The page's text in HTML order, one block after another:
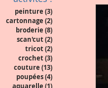
peinture (3)
cartonnage (2)
broderie (8)
scan'cut(2)
tricot(2)
crochet(3)
couture (13)
poupées(4)
aquarelle (1)